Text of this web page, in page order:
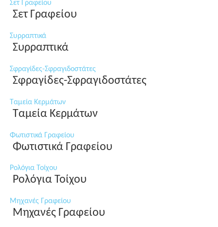
Σετ Γραφείου
Σετ Γραφείου
Συρραπτικά
Συρραπτικά
Σφραγίδες-Σφραγιδοστάτες
Σφραγίδες-Σφραγιδοστάτες
Ταμεία Κερμάτων
Ταμεία Κερμάτων
Φωτιστικά Γραφείου
Φωτιστικά Γραφείου
Ρολόγια Τοίχου
Ρολόγια Τοίχου
Μηχανές Γραφείου
Μηχανές Γραφείου